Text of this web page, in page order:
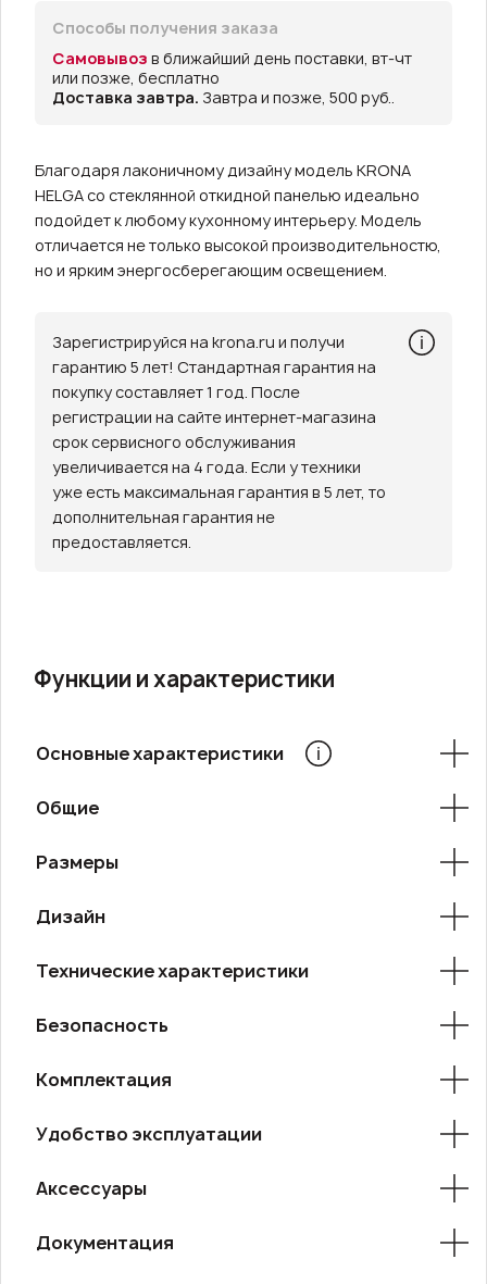
Способы получения заказа
Самовывоз в ближайший день поставки, вт-чт
или позже, бесплатно
Доставка завтра. Завтра и позже, 500 руб..
Благодаря лаконичному дизайну модель KRONA
HELGA со стеклянной откидной панелью идеально
подойдет к любому кухонному интерьеру. Модель
отличается не только высокой производительностю,
но и ярким энергосберегающим освещением.
Зарегистрируйся на krona.ru и получи
гарантию 5 лет! Стандартная гарантия на
покупку составляет 1 год. После
регистрации на сайте интернет-магазина
срок сервисного обслуживания
увеличивается на 4 года. Если у техники
уже есть максимальная гарантия в 5 лет, то
дополнительная гарантия не
предоставляется.
Функции и характеристики
Основные характеристики
Общие
Размеры
Дизайн
Технические характеристики
Безопасность
Комплектация
Удобство эксплуатации
Аксессуары
Документация